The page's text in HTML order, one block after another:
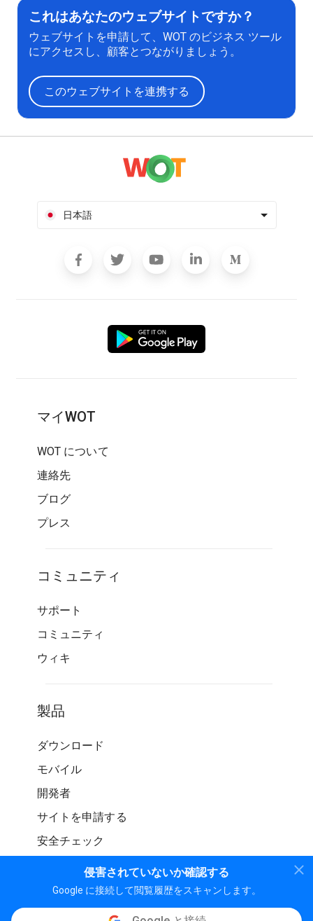
侵害されていないか確認する
Google に接続して閲覧履歴をスキャンします。
これはあなたのウェブサイトですか？
ウェブサイトを申請して、WOT のビジネス ツール
にアクセスし、顧客とつながりましょう。
このウェブサイトを連携する
日本語
マイWOT
WOT について
連絡先
ブログ
プレス
コミュニティ
サポート
コミュニティ
ウィキ
製品
ダウンロード
モバイル
開発者
サイトを申請する
安全チェック